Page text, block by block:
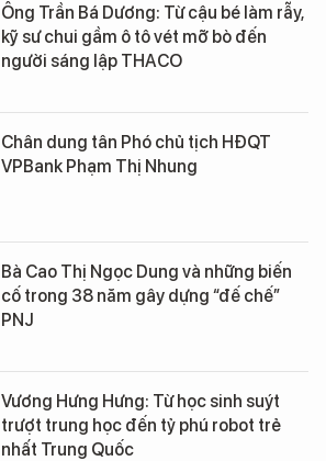
Ông Trần Bá Dương: Từ cậu bé làm rẫy,
kỹ sư chui gầm ô tô vét mỡ bò đến
người sáng lập THACO
Chân dung tân Phó chủ tịch HĐQT
VPBank Phạm Thị Nhung
Bà Cao Thị Ngọc Dung và những biến
cố trong 38 năm gây dựng “đế chế”
PNJ
Vương Hưng Hưng: Từ học sinh suýt
trượt trung học đến tỷ phú robot trẻ
nhất Trung Quốc